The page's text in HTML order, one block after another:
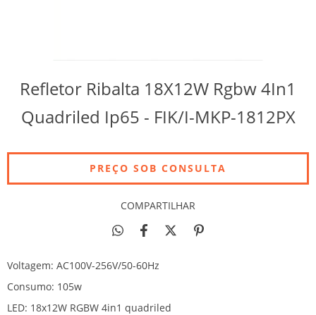
Refletor Ribalta 18X12W Rgbw 4In1
Quadriled Ip65 - FIK/I-MKP-1812PX
COMPARTILHAR
Voltagem: AC100V-256V/50-60Hz
Consumo: 105w
LED: 18x12W RGBW 4in1 quadriled